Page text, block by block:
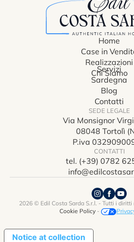
Home
Case in
Realizzazioni
Chi Siamo
Servizi
Sardegna
Blog
Contatti
SEDE LEGALE
Via Monsignor
08048 Tortolì
P.iva
CONTATTI
tel. (+39) 0782
2026 © Edil Costa Sarda S.r.l. - Tutti i diritti
Cookie Policy -
Notice at collection